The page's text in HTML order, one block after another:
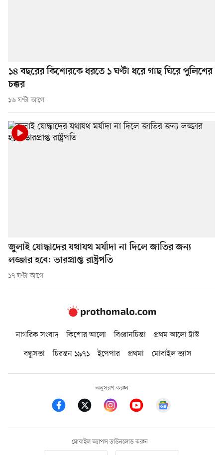
১৪ বছরের কিশোরকে ধরতে ১ ঘণ্টা ধরে গাছ ঘিরে পুলিশের
চক্কর
১৬ ঘণ্টা আগে
জুলাই যোদ্ধাদের যথাযথ মর্যাদা না দিলে জাতির জন্য
লজ্জার হবে: ভারপ্রাপ্ত রাষ্ট্রপতি
১৭ ঘণ্টা আগে
নাগরিক সংবাদ কিশোর আলো বিজ্ঞানচিন্তা
প্রথম আলো ট্রাস্ট
বন্ধুসভা
চিরন্তন ১৯৭১ ইপেপার প্রথমা মোবাইল ভ্যাস
অনুসরণ করুন
মোবাইল অ্যাপস ডাউনলোড করুন